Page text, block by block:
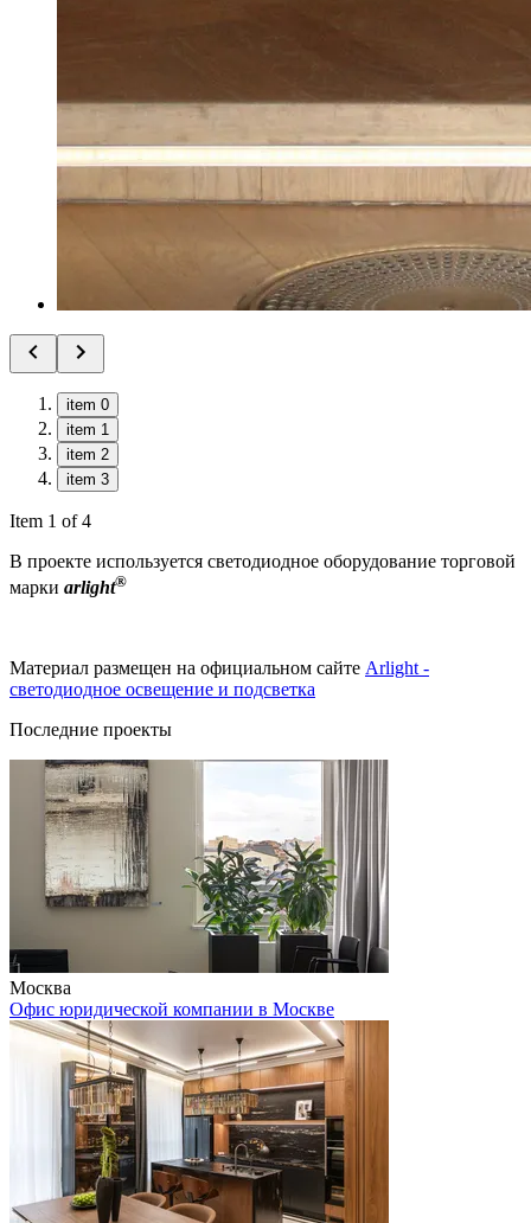
item 0
item 1
item 2
item 3
Item 1 of 4
В проекте используется светодиодное оборудование торговой
марки arlight®
Материал размещен на официальном сайте Arlight -
светодиодное освещение и подсветка
Последние проекты
Москва
Офис юридической компании в Москве